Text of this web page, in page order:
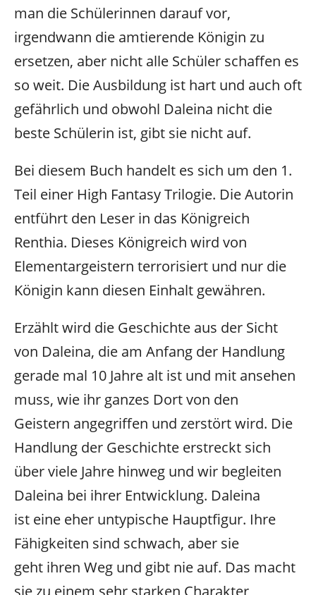
man die Schülerinnen darauf vor,
irgendwann die amtierende Königin zu
ersetzen, aber nicht alle Schüler schaffen es
so weit. Die Ausbildung ist hart und auch oft
gefährlich und obwohl Daleina nicht die
beste Schülerin ist, gibt sie nicht auf.
Bei diesem Buch handelt es sich um den 1.
Teil einer High Fantasy Trilogie. Die Autorin
entführt den Leser in das Königreich
Renthia. Dieses Königreich wird von
Elementargeistern terrorisiert und nur die
Königin kann diesen Einhalt gewähren.
Erzählt wird die Geschichte aus der Sicht
von Daleina, die am Anfang der Handlung
gerade mal 10 Jahre alt ist und mit ansehen
muss, wie ihr ganzes Dort von den
Geistern angegriffen und zerstört wird. Die
Handlung der Geschichte erstreckt sich
über viele Jahre hinweg und wir begleiten
Daleina bei ihrer Entwicklung. Daleina
ist eine eher untypische Hauptfigur. Ihre
Fähigkeiten sind schwach, aber sie
geht ihren Weg und gibt nie auf. Das macht
sie zu einem sehr starken Charakter,